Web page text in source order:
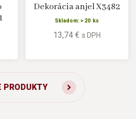
Dekorácia anjel X3482
Skladom: > 20 ks
13,74 € s DPH
PRODUKTY